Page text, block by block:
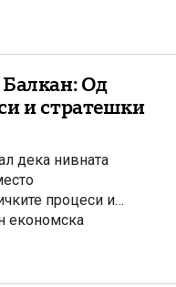
помеѓу
Балкан: Од
и стратешки
дека нивната
процеси и
економска
извештајот на